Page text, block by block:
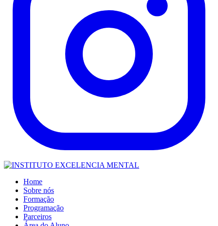
Home
Sobre nós
Formação
Programação
Parceiros